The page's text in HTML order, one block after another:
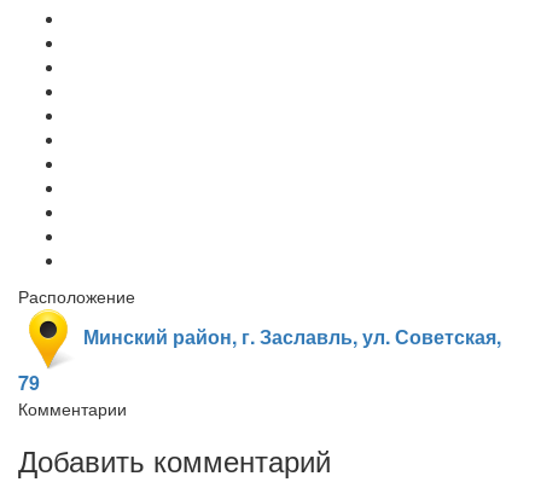
Расположение
Минский район, г. Заславль, ул. Советская,
79
Комментарии
Добавить комментарий